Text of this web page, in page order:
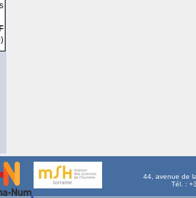
44, avenue de
Tél. :